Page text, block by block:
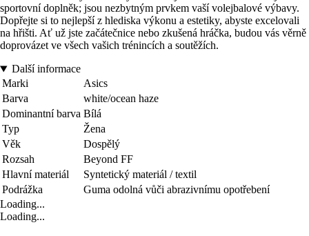
sportovní doplněk; jsou nezbytným prvkem vaší volejbalové výbavy.
Dopřejte si to nejlepší z hlediska výkonu a estetiky, abyste excelovali
na hřišti. Ať už jste začátečnice nebo zkušená hráčka, budou vás věrně
doprovázet ve všech vašich trénincích a soutěžích.
Další informace
Marki
Asics
Barva
white/ocean haze
Dominantní barva Bílá
Typ
Žena
Věk
Dospělý
Rozsah
Beyond FF
Hlavní materiál
Syntetický materiál / textil
Podrážka
Guma odolná vůči abrazivnímu opotřebení
Loading...
Loading...